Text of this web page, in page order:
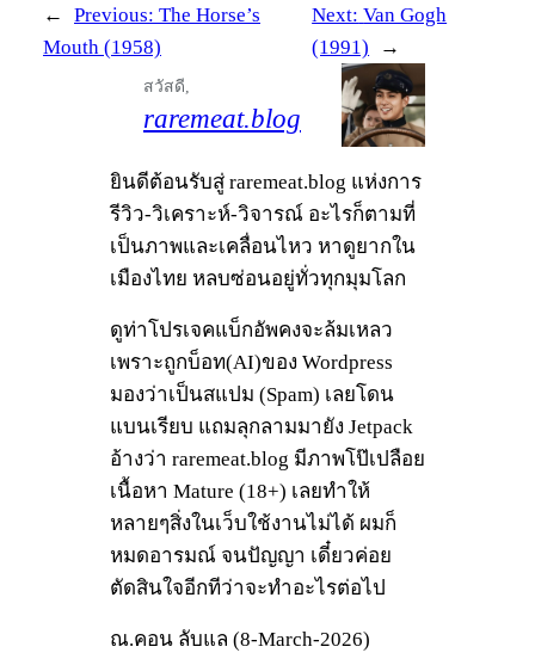
← Previous: The Horse’s
Mouth (1958)
Next: Van Gogh
(1991)
→
สวัสดี,
raremeat.blog
ยินดีต้อนรับสู่ raremeat.blog แห่งการ
รีวิว-วิเคราะห์-วิจารณ์ อะไรก็ตามที่
เป็นภาพและเคลื่อนไหว หาดูยากใน
เมืองไทย หลบซ่อนอยู่ทั่วทุกมุมโลก
ดูท่าโปรเจคแบ็กอัพคงจะล้มเหลว
เพราะถูกบ็อท(AI)ของ Wordpress
มองว่าเป็นสแปม (Spam) เลยโดน
แบนเรียบ แถมลุกลามมายัง Jetpack
อ้างว่า raremeat.blog มีภาพโป๊เปลือย
เนื้อหา Mature (18+) เลยทำให้
หลายๆสิ่งในเว็บใช้งานไม่ได้ ผมก็
หมดอารมณ์ จนปัญญา เดี๋ยวค่อย
ตัดสินใจอีกทีว่าจะทำอะไรต่อไป
ณ.คอน ลับแล (8-March-2026)